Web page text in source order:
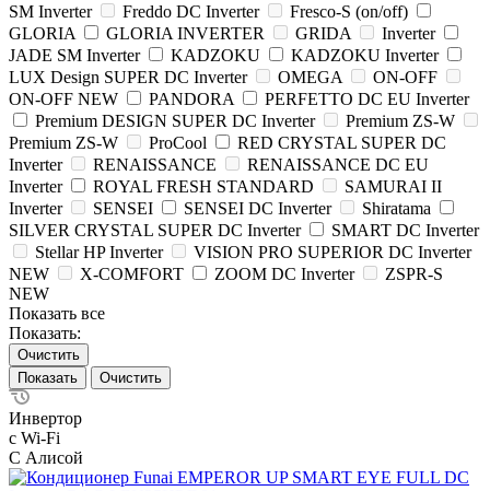
SM Inverter
Freddo DC Inverter
Fresco-S (on/off)
GLORIA
GLORIA INVERTER GRIDA
Inverter
JADE SM Inverter
KADZOKU
KADZOKU Inverter
LUX Design SUPER DC Inverter
OMEGA
ON-OFF
ON-OFF NEW
PANDORA
PERFETTO DC EU Inverter
Premium DESIGN SUPER DC Inverter
Premium ZS-W
Premium ZS-W
ProCool
RED CRYSTAL SUPER DC
Inverter
RENAISSANCE
RENAISSANCE DC EU
Inverter
ROYAL FRESH STANDARD
SAMURAI II
Inverter
SENSEI SENSEI DC Inverter
Shiratama
SILVER CRYSTAL SUPER DC Inverter
SMART DC Inverter
Stellar HP Inverter
VISION PRO SUPERIOR DC Inverter
NEW
X-COMFORT ZOOM DC Inverter
ZSPR-S
NEW
Показать все
Показать:
Очистить
Очистить
Инвертор
с Wi-Fi
С Алисой